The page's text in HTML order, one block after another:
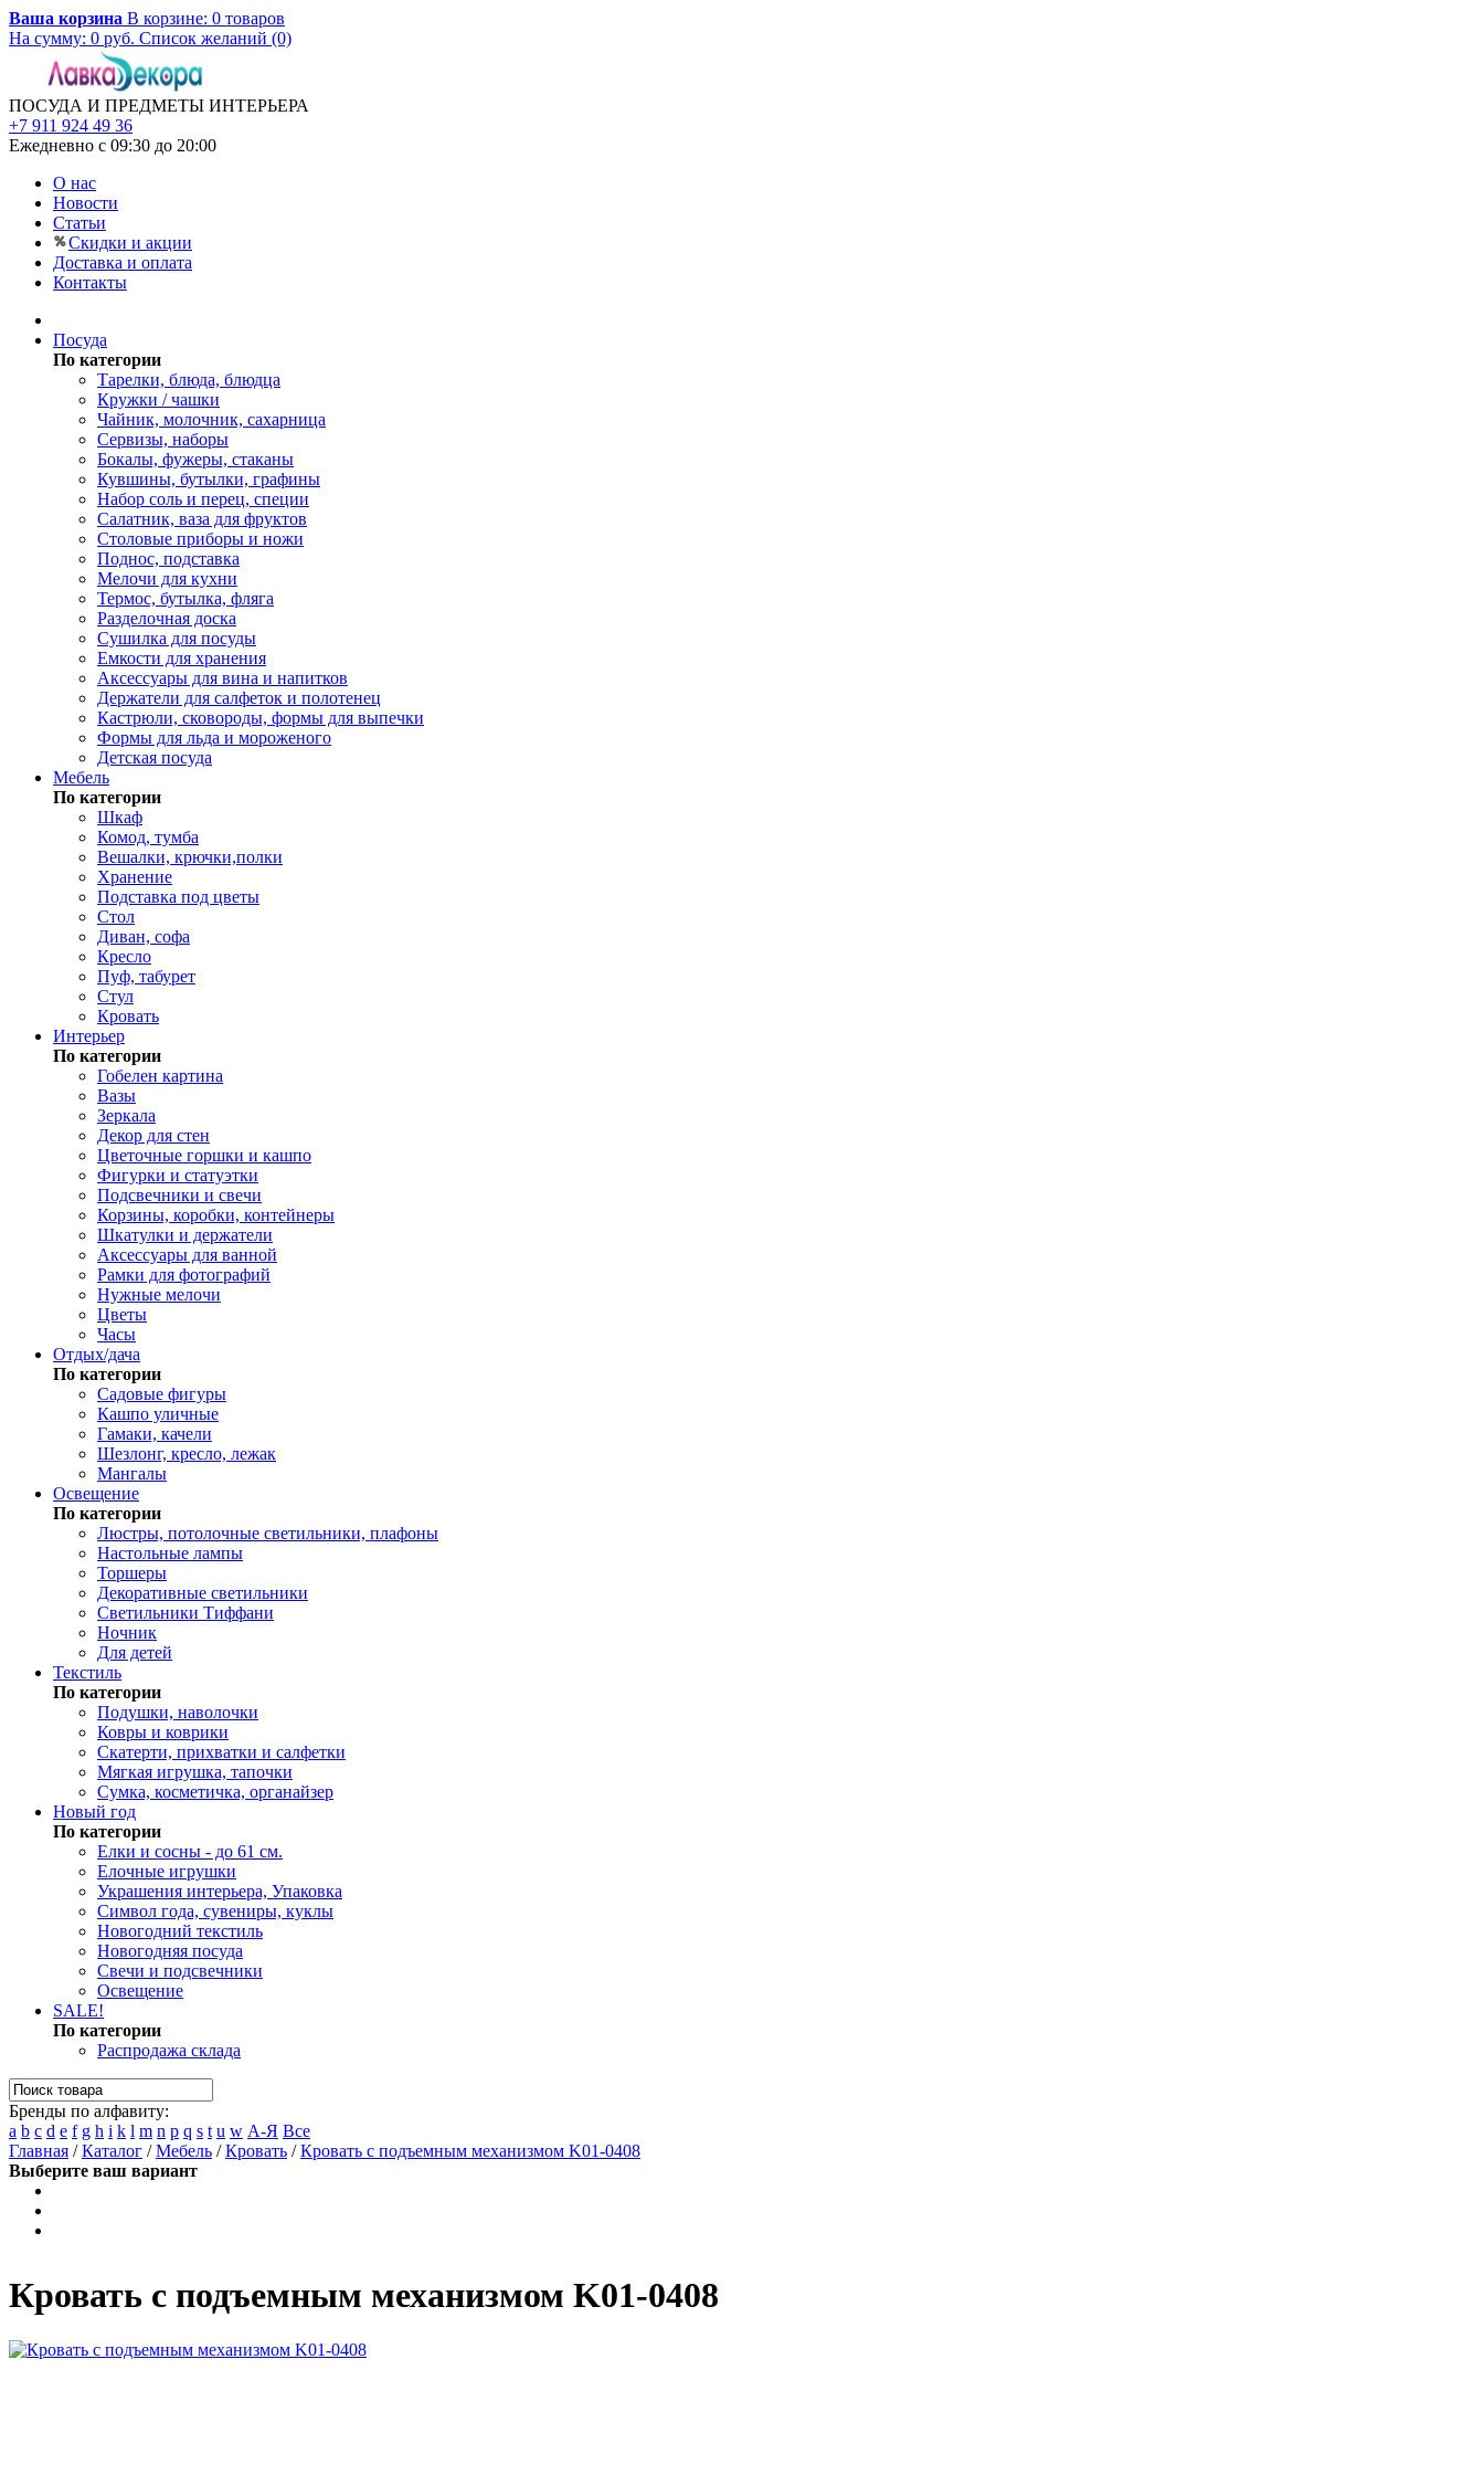
Ваша корзина В корзине: 0 товаров
На сумму: 0 руб. Список желаний (0)
ПОСУДА И ПРЕДМЕТЫ ИНТЕРЬЕРА
+7 911 924 49 36
Ежедневно с 09:30 до 20:00
О нас
Новости
Статьи
Скидки и акции
Доставка и оплата
Контакты
Посуда
По категории
Тарелки, блюда, блюдца
Кружки / чашки
Чайник, молочник, сахарница
Сервизы, наборы
Бокалы, фужеры, стаканы
Кувшины, бутылки, графины
Набор соль и перец, специи
Салатник, ваза для фруктов
Столовые приборы и ножи
Поднос, подставка
Мелочи для кухни
Термос, бутылка, фляга
Разделочная доска
Сушилка для посуды
Емкости для хранения
Аксессуары для вина и напитков
Держатели для салфеток и полотенец
Кастрюли, сковороды, формы для выпечки
Формы для льда и мороженого
Детская посуда
Мебель
По категории
Шкаф
Комод, тумба
Вешалки, крючки,полки
Хранение
Подставка под цветы
Стол
Диван, софа
Кресло
Пуф, табурет
Стул
Кровать
Интерьер
По категории
Гобелен картина
Вазы
Зеркала
Декор для стен
Цветочные горшки и кашпо
Фигурки и статуэтки
Подсвечники и свечи
Корзины, коробки, контейнеры
Шкатулки и держатели
Аксессуары для ванной
Рамки для фотографий
Нужные мелочи
Цветы
Часы
Отдых/дача
По категории
Садовые фигуры
Кашпо уличные
Гамаки, качели
Шезлонг, кресло, лежак
Мангалы
Освещение
По категории
Люстры, потолочные светильники, плафоны
Настольные лампы
Торшеры
Декоративные светильники
Светильники Тиффани
Ночник
Для детей
Текстиль
По категории
Подушки, наволочки
Ковры и коврики
Скатерти, прихватки и салфетки
Мягкая игрушка, тапочки
Сумка, косметичка, органайзер
Новый год
По категории
Елки и сосны - до 61 см.
Елочные игрушки
Украшения интерьера, Упаковка
Символ года, сувениры, куклы
Новогодний текстиль
Новогодняя посуда
Свечи и подсвечники
Освещение
SALE!
По категории
Распродажа склада
Бренды по алфавиту:
a b c d e f g h i k l m n p q s t u w А-Я Все
Главная /Каталог /Мебель /Кровать /Кровать с подъемным механизмом K01-0408
Выберите ваш вариант
Кровать с подъемным механизмом K01-0408